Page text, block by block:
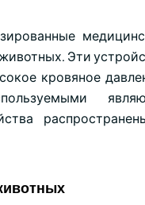
Эти
кровяное